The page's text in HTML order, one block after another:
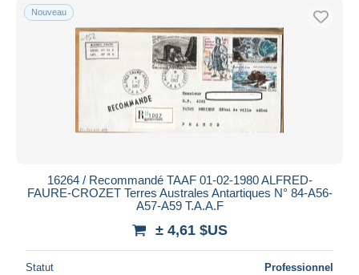
Nouveau
16264 / Recommandé TAAF 01-02-1980 ALFRED-
FAURE-CROZET Terres Australes Antartiques N° 84-A56-
A57-A59 T.A.A.F
± 4,61 $US
Statut Professionnel